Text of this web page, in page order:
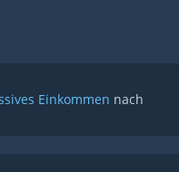
Einkommen nach